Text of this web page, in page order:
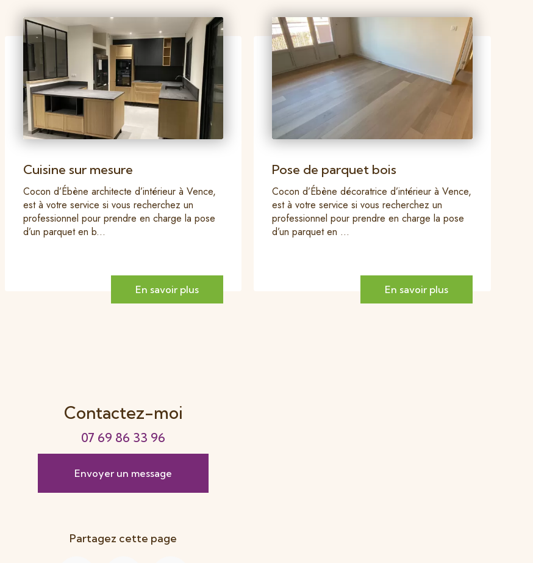
Cuisine sur mesure
Cocon d’Ébène architecte d’intérieur à Vence,
est à votre service si vous recherchez un
professionnel pour prendre en charge la pose
d’un parquet en b...
En savoir plus
Pose de parquet bois
Cocon d’Ébène décoratrice d’intérieur à Vence,
est à votre service si vous recherchez un
professionnel pour prendre en charge la pose
d’un parquet en ...
En savoir plus
Contactez-moi
07 69 86 33 96
Envoyer un message
Partagez cette page